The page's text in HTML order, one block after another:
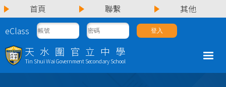
天水圍官立中學
Tin Shui Wai Government Secondary School
首頁 聯繫
其他
eClass